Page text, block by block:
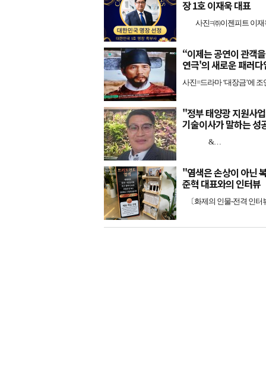
장 1호 이재욱 대표
사진=㈜이젠피트 이재
“이제는 공연이 관객
연극'의 새로운 패러다
사진=드라마 ‘대장금’에
"정부 태양광 지원사
기술이사가 말하는 성
&…
"염색은 손상이 아닌
준혁 대표와의 인터뷰
〔화제의 인물-전격 인